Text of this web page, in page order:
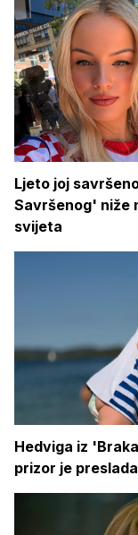
Ljeto joj
Savršenog' niže
svijeta
Hedviga iz
prizor je